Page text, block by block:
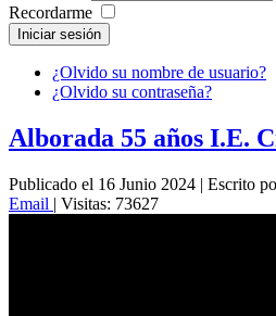
Recordarme
Iniciar sesión
¿Olvido su nombre de usuario?
¿Olvido su contraseña?
Alborada 55 años I.E.
Publicado el 16 Junio 2024 | Escrito
Email | Visitas: 73627